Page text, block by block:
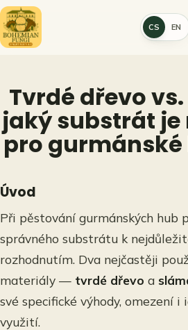
Přeskočit
na
obsah
CS EN
Tvrdé dřevo
jaký substrát je
pro gurmánské
Úvod
Při pěstování gurmánských hub
správného substrátu k
rozhodnutím. Dva nejčastěji
materiály — tvrdé dřevo a
své specifické výhody, omezení i
využití.